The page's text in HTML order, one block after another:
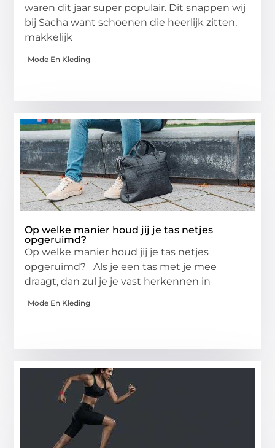
waren dit jaar super populair. Dit snappen wij
bij Sacha want schoenen die heerlijk zitten,
makkelijk
Mode En Kleding
Op welke manier houd jij je tas netjes
opgeruimd?
Op welke manier houd jij je tas netjes
opgeruimd? Als je een tas met je mee
draagt, dan zul je je vast herkennen in
Mode En Kleding